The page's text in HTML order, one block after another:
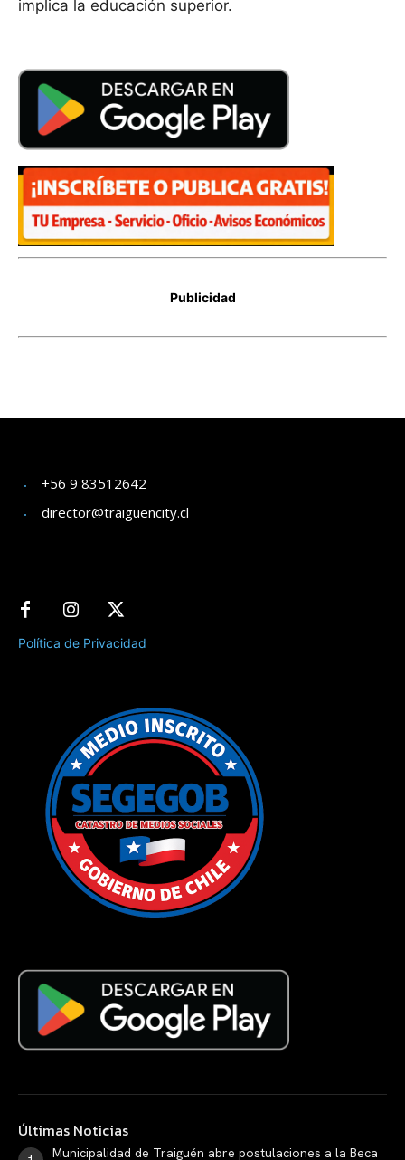
+56 9 83512642
director@traiguencity.cl
Política de Privacidad
Últimas Noticias
Municipalidad de Traiguén abre postulaciones a la Beca